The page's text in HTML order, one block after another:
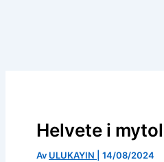
Helvete i
Av ULUKAYIN 14/08/2024